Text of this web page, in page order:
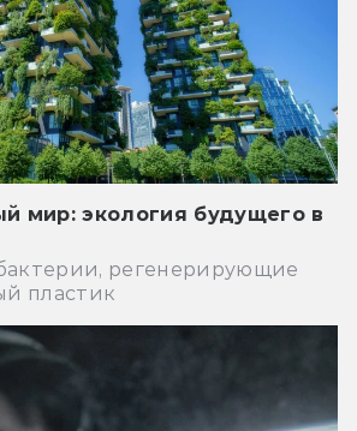
мир: экология будущего в
регенерирующие
пластик